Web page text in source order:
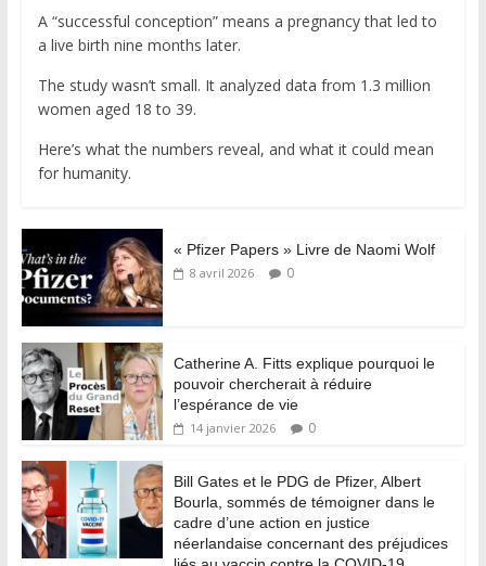
A “successful conception” means a pregnancy that led to
a live birth nine months later.
The study wasn’t small. It analyzed data from 1.3 million
women aged 18 to 39.
Here’s what the numbers reveal, and what it could mean
for humanity.
« Pfizer Papers » Livre de Naomi Wolf
8 avril 2026 0
Catherine A. Fitts explique pourquoi le
pouvoir chercherait à réduire
l’espérance de vie
14 janvier 2026 0
Bill Gates et le PDG de Pfizer, Albert
Bourla, sommés de témoigner dans le
cadre d’une action en justice
néerlandaise concernant des préjudices